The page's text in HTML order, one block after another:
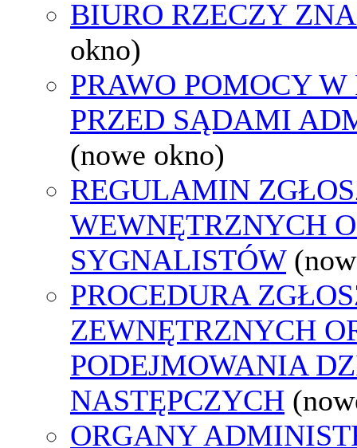
BIURO RZECZY
okno)
PRAWO POMOCY
PRZED SĄDAMI
(nowe okno)
REGULAMIN
WEWNĘTRZNYCH
SYGNALISTÓW
PROCEDURA
ZEWNĘTRZNYCH
PODEJMOWANIA
NASTĘPCZYCH
ORGANY